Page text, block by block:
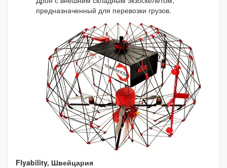
предназначенный для перевозки грузов.
Flyability, Швейцария